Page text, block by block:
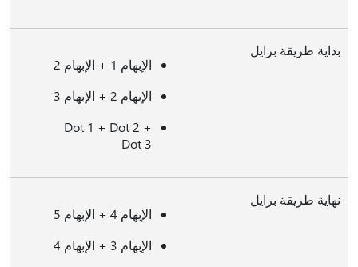
بداية طريقة برايل
الإبهام 1 + الإبهام 2
الإبهام 2 + الإبهام 3
Dot 1 + Dot 2 +
Dot 3
نهاية طريقة برايل
الإبهام 4 + الإبهام 5
الإبهام 3 + الإبهام 4